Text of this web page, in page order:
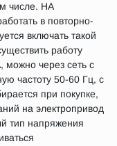
числе. НА
в повторно-
включать такой
работу
можно через сеть с
частоту 50-60 Гц, с
при покупке,
на электропривод
тип напряжения